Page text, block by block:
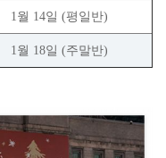
1월 14일 (평일반)
1월 18일 (주말반)